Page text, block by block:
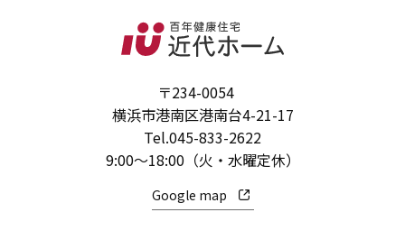
〒234-0054
横浜市港南区港南台4-21-17
Tel.045-833-2622
9:00～18:00（火・水曜定休）
Google map